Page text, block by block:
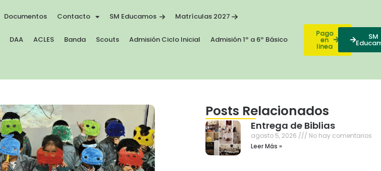
Documentos Contacto SM Educamos Matrículas 2027
DAA ACLES Banda Scouts Admisión Ciclo Inicial Admisión 1º a 6º Básico
Pago
en
linea
SM
Posts Relacionados
Entrega de Biblias
agosto 5, 2026
No hay comentarios
Leer Más »